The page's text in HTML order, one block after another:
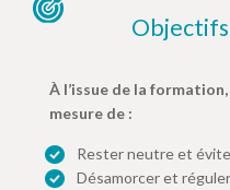
À l’issue de la
mesure de :
Rester neutre et
Désamorcer et